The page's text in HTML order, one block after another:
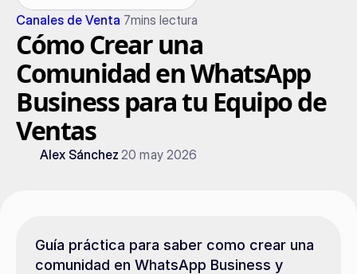
Canales de Venta 7mins lectura
Cómo Crear una
Comunidad en WhatsApp
Business para tu Equipo de
Ventas
Alex Sánchez 20 may 2026
Guía práctica para saber como crear una
comunidad en WhatsApp Business y